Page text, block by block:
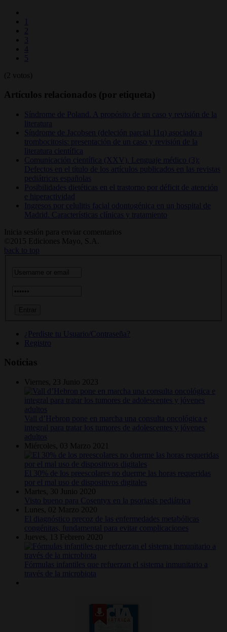
1
2
3
4
5
(2 votos)
Artículos relacionados (por etiqueta)
Síndrome de Poland. A propósito de un caso y revisión de la
literatura
Síndrome de Jacobsen (deleción parcial 11q) asociado a
trombocitosis: presentación de un caso y revisión de la
literatura científica
Comunicación científica (XXV). Lenguaje médico (3):
Defectos en el título de los artículos publicados en las revistas
pediátricas españolas
Posibilidades dietéticas en el trastorno por déficit de atención
e hiperactividad
Ingresos por celulitis facial odontogénica en un hospital de
Madrid. Características clínicas y tratamiento
Inicia sesión para enviar comentarios
©2015 Ediciones Mayo, S.A.
back to top
¿Perdiste tu Usuario/Contraseña?
Registro
Noticias
Viernes, 23 Junio 2023
Vall d’Hebron pone en marcha una consulta oncológica e
integral para tratar los tumores de adolescentes y jóvenes
adultos
Miércoles, 03 Marzo 2021
El 30% de los preescolares no duerme las horas requeridas
por el mal uso de dispositivos digitales
Martes, 30 Junio 2020
Visto bueno para Cosentyx en la psoriasis pediátrica
Lunes, 02 Marzo 2020
El diagnóstico precoz de las enfermedades metabólicas
congénitas, fundamental para evitar complicaciones
Jueves, 13 Febrero 2020
Fórmulas infantiles que refuerzan el sistema inmunitario a
través de la microbiota